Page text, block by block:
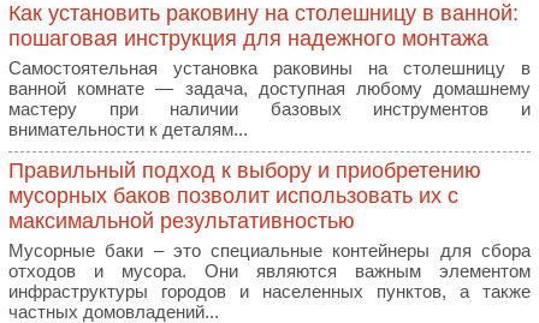
Как установить раковину на столешницу в ванной:
пошаговая инструкция для надежного монтажа
Самостоятельная установка раковины на столешницу в
ванной комнате — задача, доступная любому домашнему
мастеру при наличии базовых инструментов и
внимательности к деталям...
Правильный подход к выбору и приобретению
мусорных баков позволит использовать их с
максимальной результативностью
Мусорные баки – это специальные контейнеры для сбора
отходов и мусора. Они являются важным элементом
инфраструктуры городов и населенных пунктов, а также
частных домовладений...